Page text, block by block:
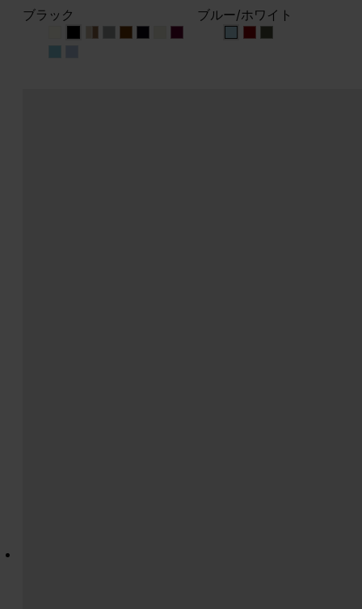
ブラック
ブラック
ブラックブラック
ブラック
ブラック
ブラック
ブラック
ブラック
ブラック
ブラック
ブルー/ホワイト
ブルー/ホワイト
ブルー/ホワイト
ブルー/ホワイト